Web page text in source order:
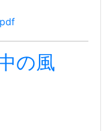
の風